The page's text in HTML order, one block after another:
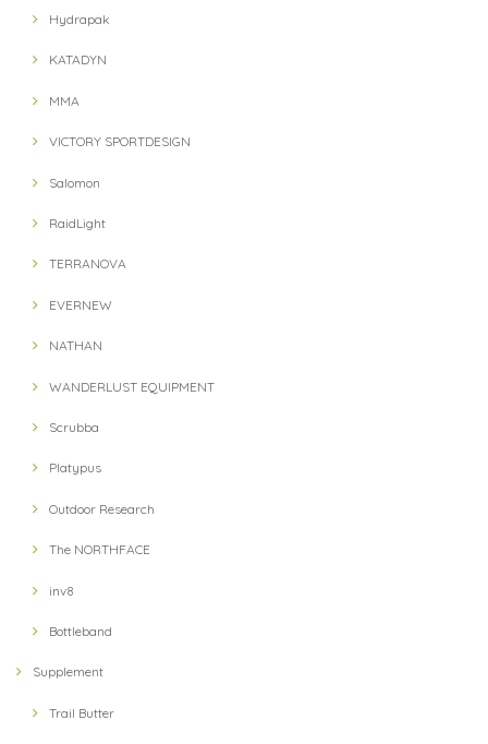
Hydrapak
KATADYN
MMA
VICTORY SPORTDESIGN
Salomon
RaidLight
TERRANOVA
EVERNEW
NATHAN
WANDERLUST EQUIPMENT
Scrubba
Platypus
Outdoor Research
The NORTHFACE
inv8
Bottleband
Supplement
Trail Butter